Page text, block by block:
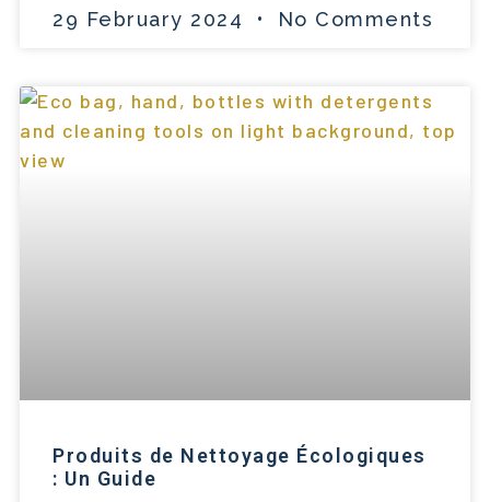
29 February 2024 No Comments
Produits de Nettoyage Écologiques
: Un Guide